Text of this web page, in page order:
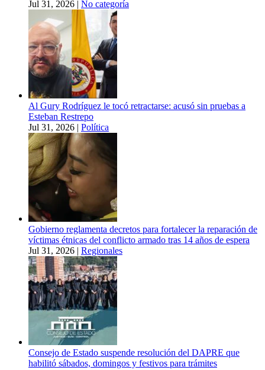
Jul 31, 2026 | No categoría
Al Gury Rodríguez le tocó retractarse: acusó sin pruebas a
Esteban Restrepo
Jul 31, 2026 | Política
Gobierno reglamenta decretos para fortalecer la reparación de
víctimas étnicas del conflicto armado tras 14 años de espera
Jul 31, 2026 | Regionales
Consejo de Estado suspende resolución del DAPRE que
habilitó sábados, domingos y festivos para trámites